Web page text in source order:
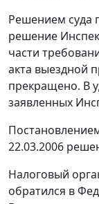
Решением суда
решение
части
акта выездной
прекращено. В
заявленных
22.03.2006
Налоговый
обратился в